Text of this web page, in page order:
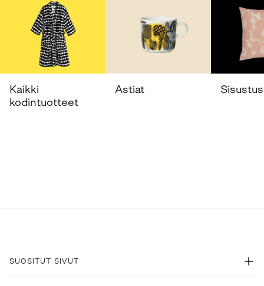
Kaikki
kodintuotteet
Astiat
SUOSITUT SIVUT